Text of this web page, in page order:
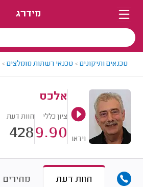
מידרג
טכנאים ותיקונים> טכנאי רשתות מומלצים>
וידאו
אלכס
ציון כללי
9.90
חוות דעת
428
חוות דעת מחירים